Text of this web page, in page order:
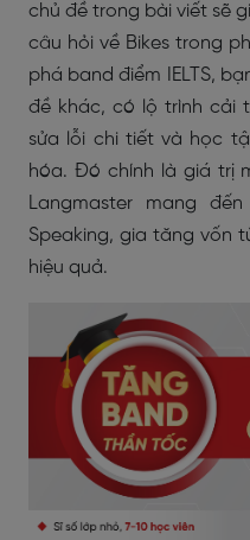
chủ đề trong bài viết sẽ
câu hỏi về Bikes trong
phá band điểm IELTS,
đề khác, có lộ trình cải
sửa lỗi chi tiết và học
hóa. Đó chính là giá trị
Langmaster mang
Speaking, gia tăng vốn
hiệu quả.